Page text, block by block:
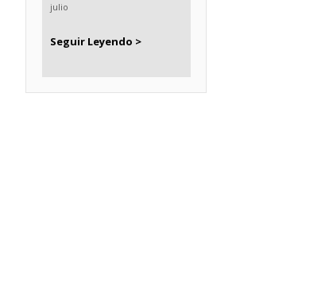
julio
Seguir Leyendo >